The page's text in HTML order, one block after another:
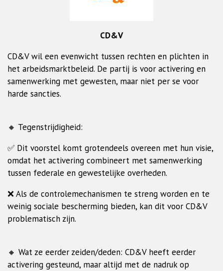
CD&V
CD&V wil een evenwicht tussen rechten en plichten in
het arbeidsmarktbeleid. De partij is voor activering en
samenwerking met gewesten, maar niet per se voor
harde sancties.
🔸 Tegenstrijdigheid:
✅ Dit voorstel komt grotendeels overeen met hun visie,
omdat het activering combineert met samenwerking
tussen federale en gewestelijke overheden.
❌ Als de controlemechanismen te streng worden en te
weinig sociale bescherming bieden, kan dit voor CD&V
problematisch zijn.
🔸 Wat ze eerder zeiden/deden: CD&V heeft eerder
activering gesteund, maar altijd met de nadruk op